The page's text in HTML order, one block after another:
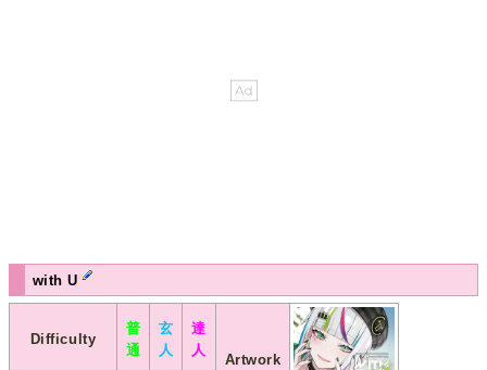
with U
Difficulty
普
通
玄
人
達
人
Artwork